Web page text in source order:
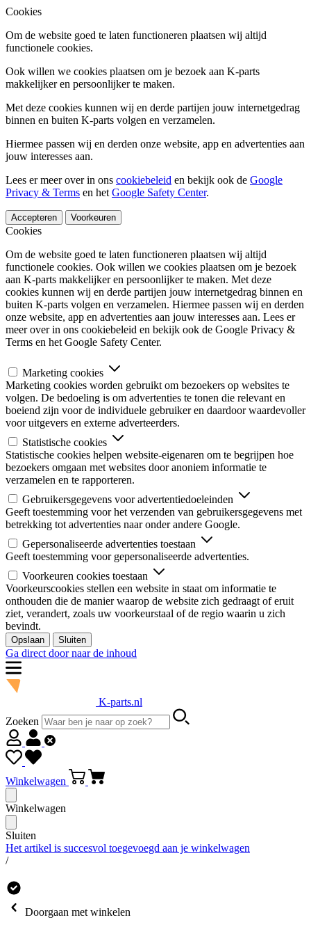
Cookies
Om de website goed te laten functioneren plaatsen wij altijd
functionele cookies.
Ook willen we cookies plaatsen om je bezoek aan K-parts
makkelijker en persoonlijker te maken.
Met deze cookies kunnen wij en derde partijen jouw internetgedrag
binnen en buiten K-parts volgen en verzamelen.
Hiermee passen wij en derden onze website, app en advertenties aan
jouw interesses aan.
Lees er meer over in ons cookiebeleid en bekijk ook de Google
Privacy & Terms en het Google Safety Center.
Accepteren Voorkeuren
Cookies
Om de website goed te laten functioneren plaatsen wij altijd
functionele cookies. Ook willen we cookies plaatsen om je bezoek
aan K-parts makkelijker en persoonlijker te maken. Met deze
cookies kunnen wij en derde partijen jouw internetgedrag binnen en
buiten K-parts volgen en verzamelen. Hiermee passen wij en derden
onze website, app en advertenties aan jouw interesses aan. Lees er
meer over in ons cookiebeleid en bekijk ook de Google Privacy &
Terms en het Google Safety Center.
Marketing cookies
Marketing cookies worden gebruikt om bezoekers op websites te
volgen. De bedoeling is om advertenties te tonen die relevant en
boeiend zijn voor de individuele gebruiker en daardoor waardevoller
voor uitgevers en externe adverteerders.
Statistische cookies
Statistische cookies helpen website-eigenaren om te begrijpen hoe
bezoekers omgaan met websites door anoniem informatie te
verzamelen en te rapporteren.
Gebruikersgegevens voor advertentiedoeleinden
Geeft toestemming voor het verzenden van gebruikersgegevens met
betrekking tot advertenties naar onder andere Google.
Gepersonaliseerde advertenties toestaan
Geeft toestemming voor gepersonaliseerde advertenties.
Voorkeuren cookies toestaan
Voorkeurscookies stellen een website in staat om informatie te
onthouden die de manier waarop de website zich gedraagt of eruit
ziet, verandert, zoals uw voorkeurstaal of de regio waarin u zich
bevindt.
Opslaan Sluiten
Ga direct door naar de inhoud
K-parts.nl
Zoeken
Winkelwagen
Winkelwagen
Sluiten
Het artikel is succesvol toegevoegd aan je winkelwagen
/
Doorgaan met winkelen